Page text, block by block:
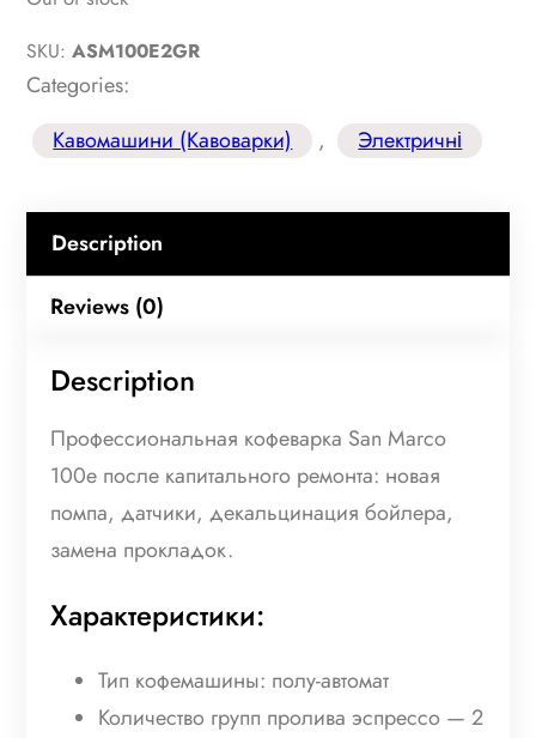
c
w
a
7
7
5
.
s
:
0
SKU:ASM100E2GR
Categories:
Кавомашини (Кавоварки)
, Электричні
Description
Reviews (0)
Description
Профессиональная кофеварка San Marco
100e после капитального ремонта: новая
помпа, датчики, декальцинация бойлера,
замена прокладок.
Характеристики:
Тип кофемашины: полу-автомат
Количество групп пролива эспрессо — 2